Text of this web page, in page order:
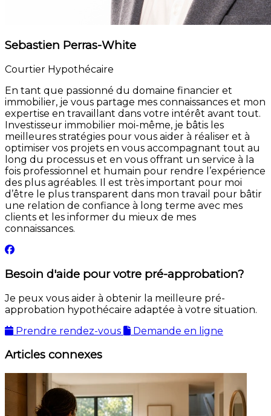
Sebastien Perras-White
Courtier Hypothécaire
En tant que passionné du domaine financier et
immobilier, je vous partage mes connaissances et mon
expertise en travaillant dans votre intérêt avant tout.
Investisseur immobilier moi-même, je bâtis les
meilleures stratégies pour vous aider à réaliser et à
optimiser vos projets en vous accompagnant tout au
long du processus et en vous offrant un service à la
fois professionnel et humain pour rendre l’expérience
des plus agréables. Il est très important pour moi
d’être le plus transparent dans mon travail pour bâtir
une relation de confiance à long terme avec mes
clients et les informer du mieux de mes
connaissances.
Besoin d'aide pour votre pré-approbation?
Je peux vous aider à obtenir la meilleure pré-
approbation hypothécaire adaptée à votre situation.
Prendre rendez-vous
Demande en ligne
Articles connexes